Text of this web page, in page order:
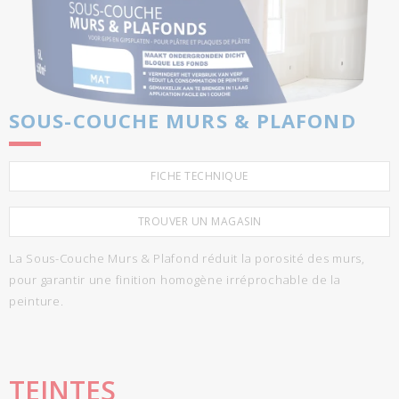
SOUS-COUCHE MURS & PLAFOND
FICHE TECHNIQUE
TROUVER UN MAGASIN
La Sous-Couche Murs & Plafond réduit la porosité des murs,
pour garantir une finition homogène irréprochable de la
peinture.
TEINTES